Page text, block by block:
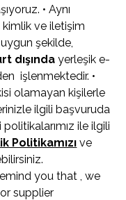
• Aynı
ve iletişim
şekilde,
dışında yerleşik e-
işlenmektedir. •
olamayan kişilerle
ilgili başvuruda
ile ilgili
Politikamızı ve
you that , we
supplier